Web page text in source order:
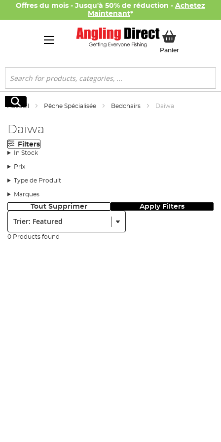
Offres du mois - Jusqu'à 50% de réduction - Achetez
Maintenant*
PanierMon panier
Rechercher
Rechercher
Accueil Pêche Spécialisée Bedchairs Daiwa
Daiwa
Filters
In Stock
Prix
Type de Produit
Marques
Tout Supprimer Apply Filters
0 Products found